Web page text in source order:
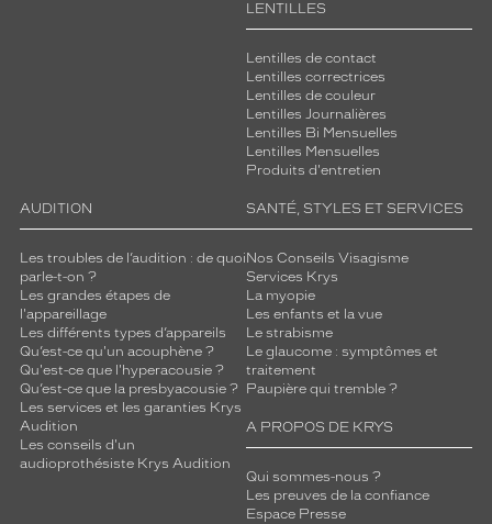
LENTILLES
Lentilles de contact
Lentilles correctrices
Lentilles de couleur
Lentilles Journalières
Lentilles Bi Mensuelles
Lentilles Mensuelles
Produits d'entretien
AUDITION
Les troubles de l’audition : de quoi
parle-t-on ?
Les grandes étapes de
l'appareillage
Les différents types d’appareils
Qu’est-ce qu'un acouphène ?
Qu'est-ce que l'hyperacousie ?
Qu’est-ce que la presbyacousie ?
Les services et les garanties Krys
Audition
Les conseils d'un
audioprothésiste Krys Audition
SANTÉ, STYLES ET SERVICES
Nos Conseils Visagisme
Services Krys
La myopie
Les enfants et la vue
Le strabisme
Le glaucome : symptômes et
traitement
Paupière qui tremble ?
A PROPOS DE KRYS
Qui sommes-nous ?
Les preuves de la confiance
Espace Presse